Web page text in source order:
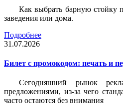
Как выбрать барную стойку
заведения или дома.
Подробнее
31.07.2026
Билет c промокодом: печать и
Сегодняшний рынок
предложениями, из-за чего
часто остаются без внимания